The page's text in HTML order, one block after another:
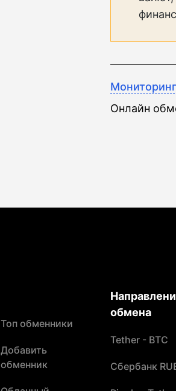
Онлайн
Топ обменники
Добавить
обменник
обмена
Tether - BTC
Сбербанк